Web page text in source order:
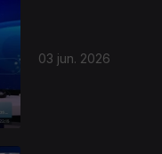
03 jun. 2026